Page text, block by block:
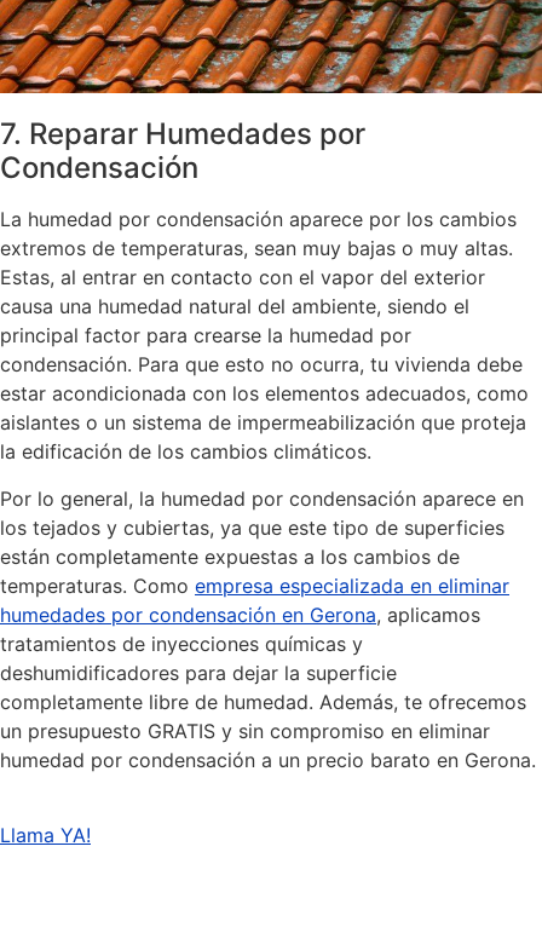
7. Reparar Humedades por
Condensación
La humedad por condensación aparece por los cambios
extremos de temperaturas, sean muy bajas o muy altas.
Estas, al entrar en contacto con el vapor del exterior
causa una humedad natural del ambiente, siendo el
principal factor para crearse la humedad por
condensación. Para que esto no ocurra, tu vivienda debe
estar acondicionada con los elementos adecuados, como
aislantes o un sistema de impermeabilización que proteja
la edificación de los cambios climáticos.
Por lo general, la humedad por condensación aparece en
los tejados y cubiertas, ya que este tipo de superficies
están completamente expuestas a los cambios de
temperaturas. Como empresa especializada en eliminar
humedades por condensación en Gerona, aplicamos
tratamientos de inyecciones químicas y
deshumidificadores para dejar la superficie
completamente libre de humedad. Además, te ofrecemos
un presupuesto GRATIS y sin compromiso en eliminar
humedad por condensación a un precio barato en Gerona.
Llama YA!